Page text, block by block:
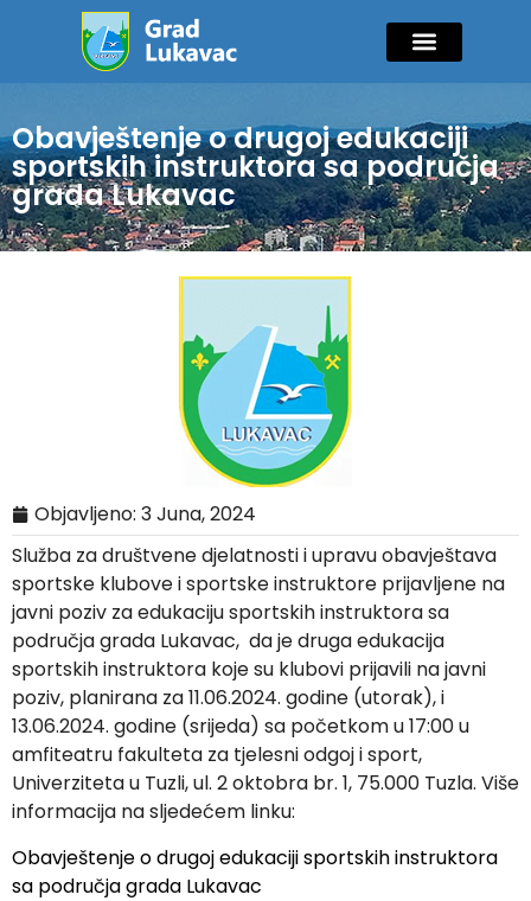
Obavještenje o drugoj edukaciji
sportskih instruktora sa područja
grada Lukavac
Objavljeno: 3 Juna, 2024
Služba za društvene djelatnosti i upravu obavještava
sportske klubove i sportske instruktore prijavljene na
javni poziv za edukaciju sportskih instruktora sa
područja grada Lukavac, da je druga edukacija
sportskih instruktora koje su klubovi prijavili na javni
poziv, planirana za 11.06.2024. godine (utorak), i
13.06.2024. godine (srijeda) sa početkom u 17:00 u
amfiteatru fakulteta za tjelesni odgoj i sport,
Univerziteta u Tuzli, ul. 2 oktobra br. 1, 75.000 Tuzla. Više
informacija na sljedećem linku:
Obavještenje o drugoj edukaciji sportskih instruktora
sa područja grada Lukavac